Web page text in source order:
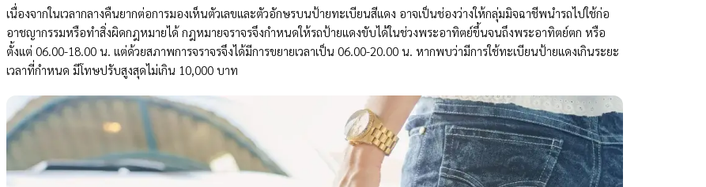
เนื่องจากในเวลากลางคืนยากต่อการมองเห็นตัวเลขและตัวอักษรบนป้ายทะเบียนสีแดง อาจเป็นช่องว่างให้กลุ่มมิจฉาชีพนำรถไปใช้ก่อ
อาชญากรรมหรือทำสิ่งผิดกฎหมายได้ กฎหมายจราจรจึงกำหนดให้รถป้ายแดงขับได้ในช่วงพระอาทิตย์ขึ้นจนถึงพระอาทิตย์ตก หรือ
ตั้งแต่ 06.00-18.00 น. แต่ด้วยสภาพการจราจรจึงได้มีการขยายเวลาเป็น 06.00-20.00 น. หากพบว่ามีการใช้ทะเบียนป้ายแดงเกินระยะ
เวลาที่กำหนด มีโทษปรับสูงสุดไม่เกิน 10,000 บาท